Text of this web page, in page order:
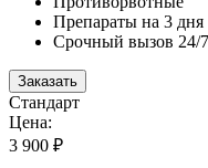
Препараты на 3 дня
Срочный вызов 24/7
Заказать
Стандарт
Цена:
3 900 ₽